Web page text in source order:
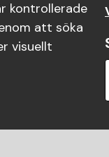
kontrollerade
att söka
visuellt